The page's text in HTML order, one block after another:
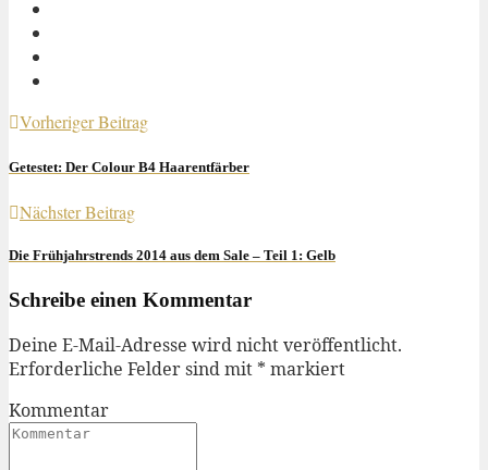
Vorheriger Beitrag
Getestet: Der Colour B4 Haarentfärber
Nächster Beitrag
Die Frühjahrstrends 2014 aus dem Sale – Teil 1: Gelb
Schreibe einen Kommentar
Deine E-Mail-Adresse wird nicht veröffentlicht.
Erforderliche Felder sind mit * markiert
Kommentar